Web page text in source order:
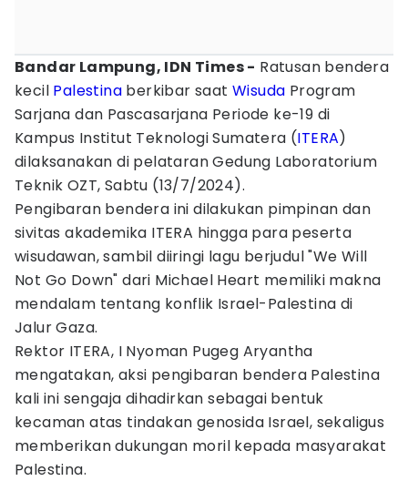
Bandar Lampung, IDN Times - Ratusan bendera
kecil Palestina berkibar saatWisuda Program
Sarjana dan Pascasarjana Periode ke-19 di
Kampus Institut Teknologi Sumatera (ITERA)
dilaksanakan di pelataran Gedung Laboratorium
Teknik OZT, Sabtu (13/7/2024).
Pengibaran bendera ini dilakukan pimpinan dan
sivitas akademika ITERA hingga para peserta
wisudawan, sambil diiringi lagu berjudul "We Will
Not Go Down" dari Michael Heart memiliki makna
mendalam tentang konflik Israel-Palestina di
Jalur Gaza.
Rektor ITERA, I Nyoman Pugeg Aryantha
mengatakan, aksi pengibaran bendera Palestina
kali ini sengaja dihadirkan sebagai bentuk
kecaman atas tindakan genosida Israel, sekaligus
memberikan dukungan moril kepada masyarakat
Palestina.